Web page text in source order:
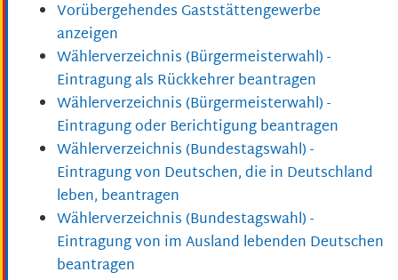
Vorübergehendes Gaststättengewerbe
anzeigen
Wählerverzeichnis (Bürgermeisterwahl) -
Eintragung als Rückkehrer beantragen
Wählerverzeichnis (Bürgermeisterwahl) -
Eintragung oder Berichtigung beantragen
Wählerverzeichnis (Bundestagswahl) -
Eintragung von Deutschen, die in Deutschland
leben, beantragen
Wählerverzeichnis (Bundestagswahl) -
Eintragung von im Ausland lebenden Deutschen
beantragen